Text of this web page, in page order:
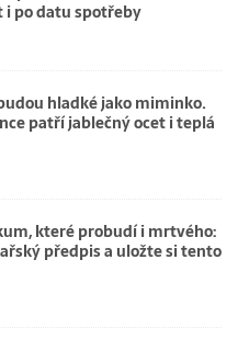
po datu spotřeby
hladké jako miminko.
patří jablečný ocet i teplá
které probudí i mrtvého:
předpis a uložte si tento